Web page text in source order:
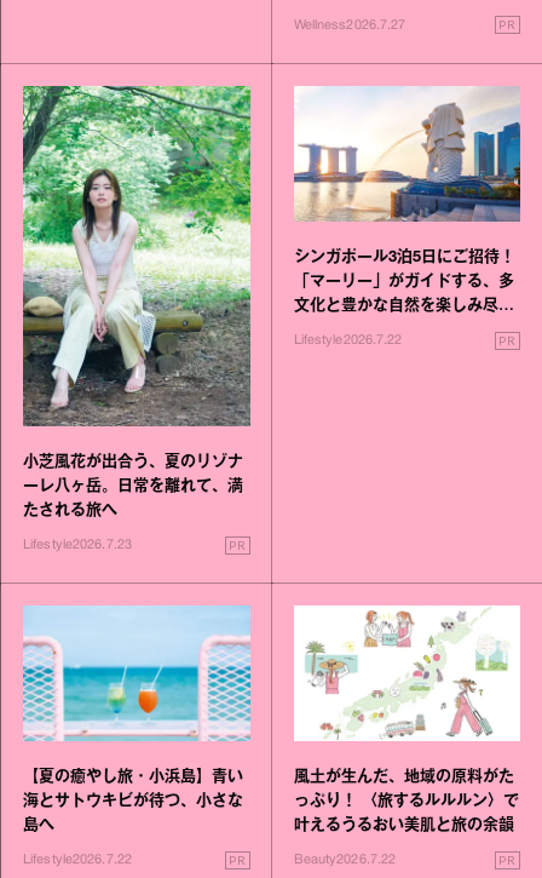
いこと毎日》シリーズが誕生
Wellness2026.7.27 PR
小芝風花が出合う、夏のリゾナ
ーレ八ヶ岳。日常を離れて、満
たされる旅へ
Lifestyle2026.7.23 PR
シンガポール3泊5日にご招待！
「マーリー」がガイドする、多
文化と豊かな自然を楽しみ尽く
Lifestyle2026.7.22 PR
【夏の癒やし旅・小浜島】青い
海とサトウキビが待つ、小さな
島へ
Lifestyle2026.7.22 PR
風土が生んだ、地域の原料がた
っぷり！ 〈旅するルルルン〉で
叶えるうるおい美肌と旅の余韻
Beauty2026.7.22 PR